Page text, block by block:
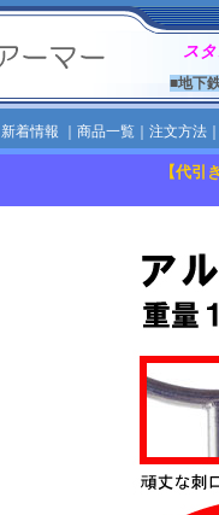
ス
■地下
新着情報 商品一覧｜ 注文方法
【代引